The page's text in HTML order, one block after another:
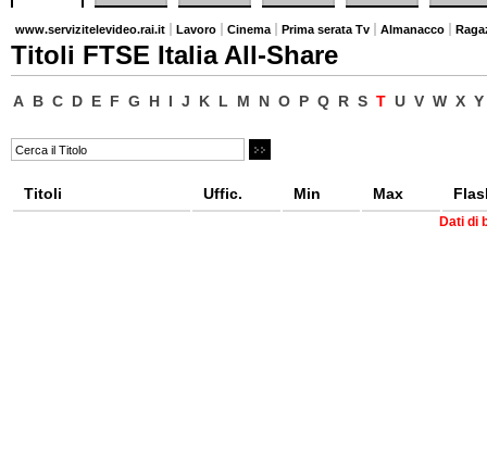
www.servizitelevideo.rai.it Lavoro Cinema Prima serata Tv Almanacco
Titoli FTSE Italia All-Share
A B C D E F G H I J K L M N O P Q R S T U V W X Y
Titoli Uffic. Min Max
Dati di